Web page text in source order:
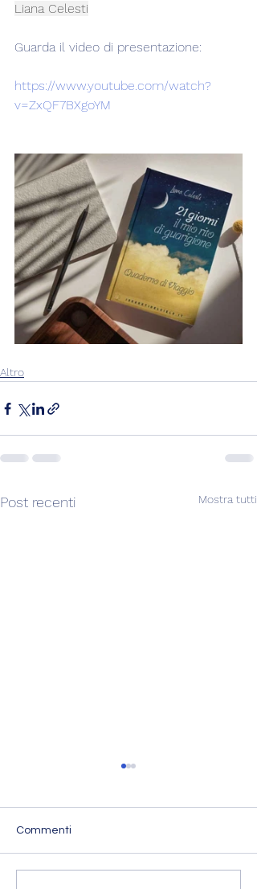
Liana Celesti
Guarda il video di presentazione:
https://www.youtube.com/watch?
v=ZxQF7BXgoYM
Altro
Post recenti Mostra tutti
Commenti